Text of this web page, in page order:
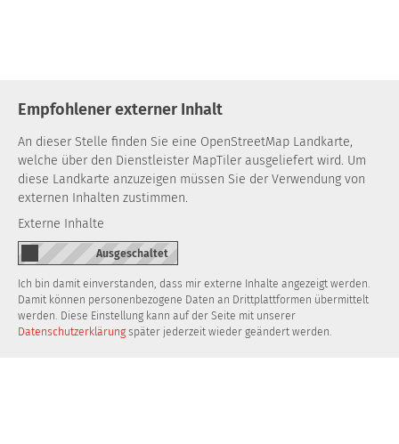
Empfohlener externer Inhalt
An dieser Stelle finden Sie eine OpenStreetMap Landkarte,
welche über den Dienstleister MapTiler ausgeliefert wird. Um
diese Landkarte anzuzeigen müssen Sie der Verwendung von
externen Inhalten zustimmen.
Externe Inhalte
Ich bin damit einverstanden, dass mir externe Inhalte angezeigt werden.
Damit können personenbezogene Daten an Drittplattformen übermittelt
werden. Diese Einstellung kann auf der Seite mit unserer
Datenschutzerklärung später jederzeit wieder geändert werden.